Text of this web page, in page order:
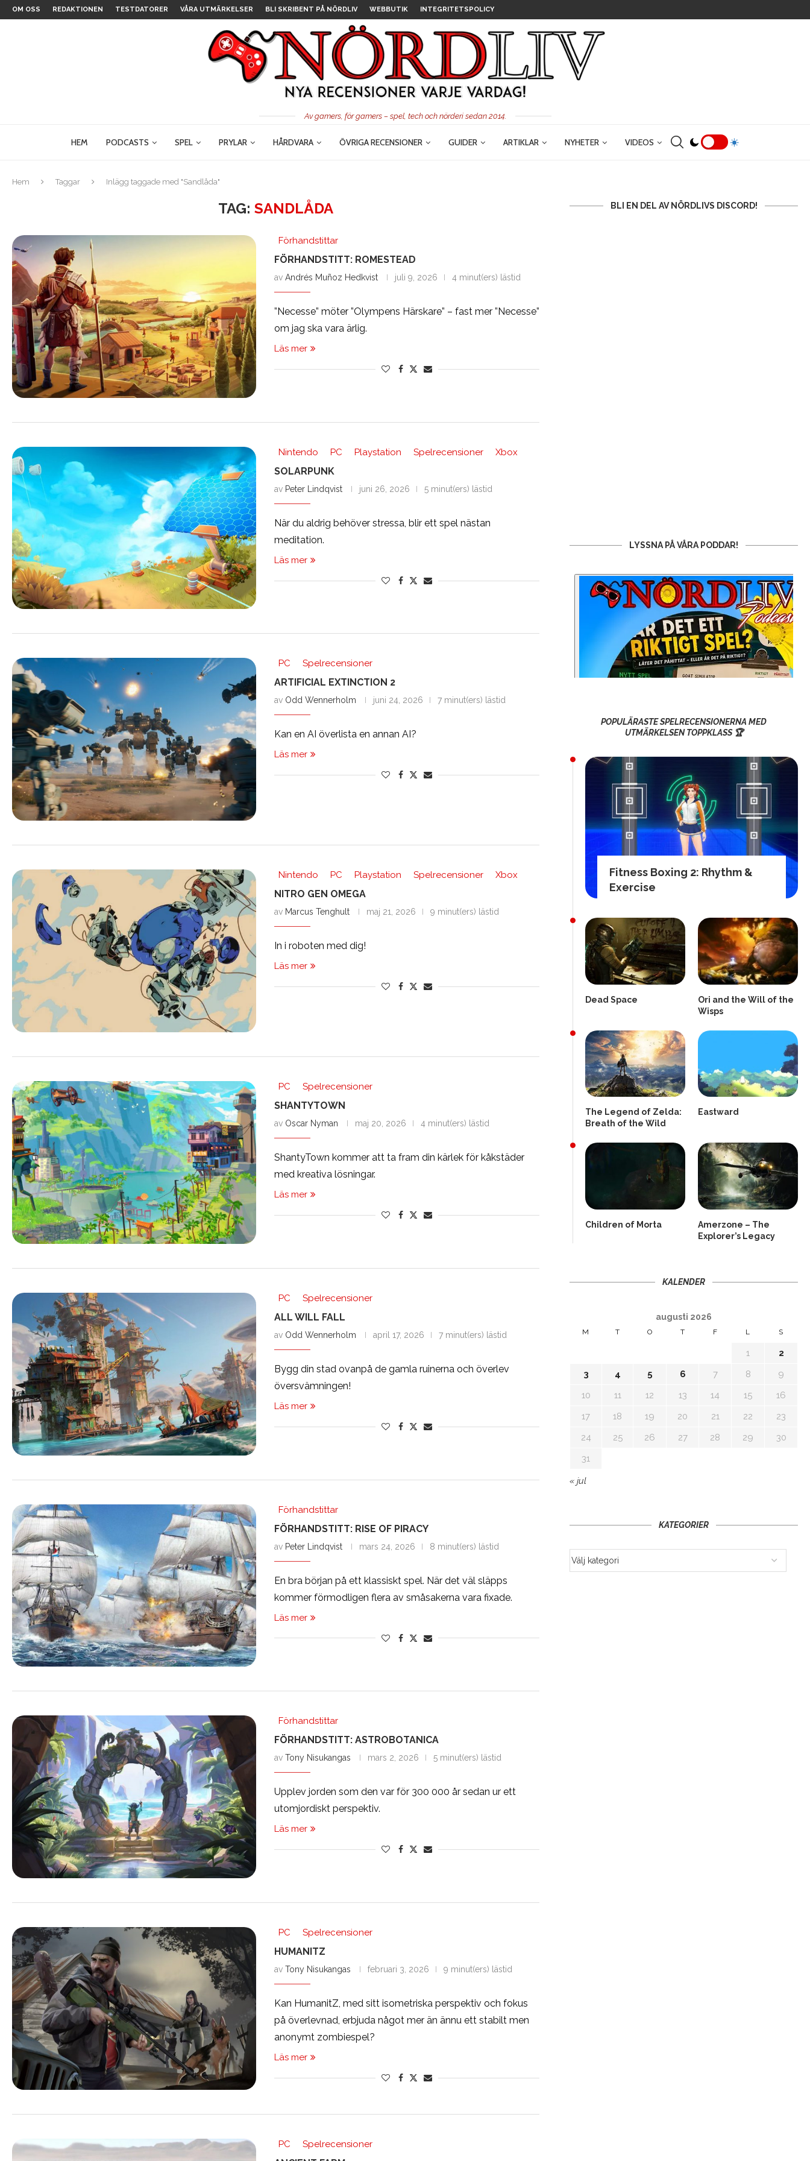
OM OSS REDAKTIONEN TESTDATORER VÅRA UTMÄRKELSER BLI SKRIBENT PÅ NÖRDLIV WEBBUTIK INTEGRITETSPOLICY
Av gamers, för gamers – spel, tech och nörderi sedan 2014.
HEM PODCASTS SPEL PRYLAR HÅRDVARA ÖVRIGA RECENSIONER GUIDER ARTIKLAR NYHETER VIDEOS
Hem Taggar Inlägg taggade med "Sandlåda"
TAG:SANDLÅDA
Förhandstittar
FÖRHANDSTITT: ROMESTEAD
av Andrés Muñoz Hedkvist juli 9, 2026 4 minut(ers) lästid
”Necesse” möter ”Olympens Härskare” – fast mer ”Necesse”
om jag ska vara ärlig.
Läs mer
Nintendo PC Playstation Spelrecensioner Xbox
SOLARPUNK
av Peter Lindqvist juni 26, 2026 5 minut(ers) lästid
När du aldrig behöver stressa, blir ett spel nästan
meditation.
Läs mer
PC Spelrecensioner
ARTIFICIAL EXTINCTION 2
av Odd Wennerholm juni 24, 2026 7 minut(ers) lästid
Kan en AI överlista en annan AI?
Läs mer
Nintendo PC Playstation Spelrecensioner Xbox
NITRO GEN OMEGA
av Marcus Tenghult maj 21, 2026 9 minut(ers) lästid
In i roboten med dig!
Läs mer
PC Spelrecensioner
SHANTYTOWN
av Oscar Nyman maj 20, 2026 4 minut(ers) lästid
ShantyTown kommer att ta fram din kärlek för kåkstäder
med kreativa lösningar.
Läs mer
PC Spelrecensioner
ALL WILL FALL
av Odd Wennerholm april 17, 2026 7 minut(ers) lästid
Bygg din stad ovanpå de gamla ruinerna och överlev
översvämningen!
Läs mer
Förhandstittar
FÖRHANDSTITT: RISE OF PIRACY
av Peter Lindqvist mars 24, 2026 8 minut(ers) lästid
En bra början på ett klassiskt spel. När det väl släpps
kommer förmodligen flera av småsakerna vara fixade.
Läs mer
Förhandstittar
FÖRHANDSTITT: ASTROBOTANICA
av Tony Nisukangas mars 2, 2026 5 minut(ers) lästid
Upplev jorden som den var för 300 000 år sedan ur ett
utomjordiskt perspektiv.
Läs mer
PC Spelrecensioner
HUMANITZ
av Tony Nisukangas februari 3, 2026 9 minut(ers) lästid
Kan HumanitZ, med sitt isometriska perspektiv och fokus
på överlevnad, erbjuda något mer än ännu ett stabilt men
anonymt zombiespel?
Läs mer
PC Spelrecensioner
BLI EN DEL AV NÖRDLIVS DISCORD!
LYSSNA PÅ VÅRA PODDAR!
POPULÄRASTE SPELRECENSIONERNA MED
UTMÄRKELSEN TOPPKLASS 🏆
Fitness Boxing 2: Rhythm &
Exercise
Dead Space
Ori and the Will of the
Wisps
The Legend of Zelda:
Breath of the Wild
Eastward
Children of Morta
Amerzone – The
Explorer’s Legacy
KALENDER
augusti 2026
M T O T F L S
1
2
3
4 5 6 7 8
9
10
11 12 13 14 15
16
17
18 19 20 21 22
23
24
25 26 27 28 29
30
31
« jul
KATEGORIER